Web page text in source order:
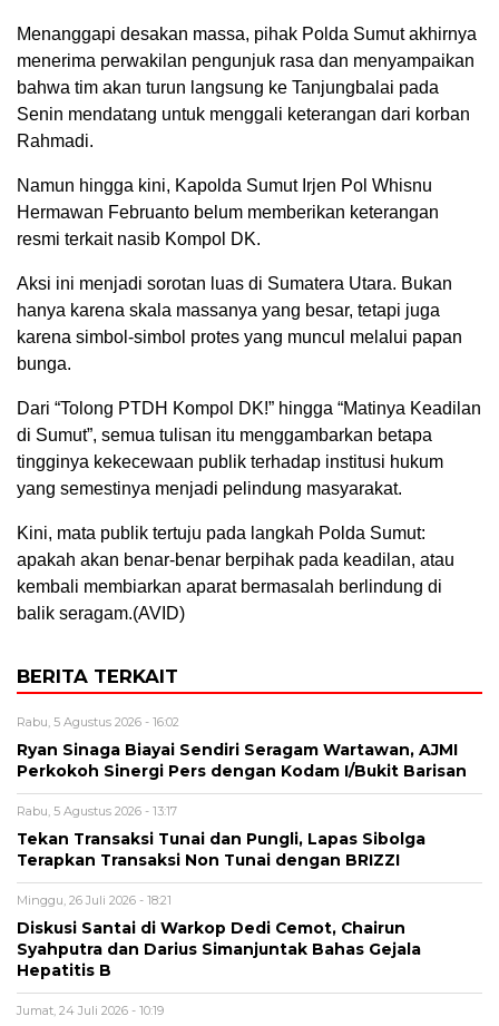
Menanggapi desakan massa, pihak Polda Sumut akhirnya
menerima perwakilan pengunjuk rasa dan menyampaikan
bahwa tim akan turun langsung ke Tanjungbalai pada
Senin mendatang untuk menggali keterangan dari korban
Rahmadi.
Namun hingga kini, Kapolda Sumut Irjen Pol Whisnu
Hermawan Februanto belum memberikan keterangan
resmi terkait nasib Kompol DK.
Aksi ini menjadi sorotan luas di Sumatera Utara. Bukan
hanya karena skala massanya yang besar, tetapi juga
karena simbol-simbol protes yang muncul melalui papan
bunga.
Dari “Tolong PTDH Kompol DK!” hingga “Matinya Keadilan
di Sumut”, semua tulisan itu menggambarkan betapa
tingginya kekecewaan publik terhadap institusi hukum
yang semestinya menjadi pelindung masyarakat.
Kini, mata publik tertuju pada langkah Polda Sumut:
apakah akan benar-benar berpihak pada keadilan, atau
kembali membiarkan aparat bermasalah berlindung di
balik seragam.(AVID)
BERITA TERKAIT
Rabu, 5 Agustus 2026 - 16:02
Ryan Sinaga Biayai Sendiri Seragam Wartawan, AJMI
Perkokoh Sinergi Pers dengan Kodam I/Bukit Barisan
Rabu, 5 Agustus 2026 - 13:17
Tekan Transaksi Tunai dan Pungli, Lapas Sibolga
Terapkan Transaksi Non Tunai dengan BRIZZI
Minggu, 26 Juli 2026 - 18:21
Diskusi Santai di Warkop Dedi Cemot, Chairun
Syahputra dan Darius Simanjuntak Bahas Gejala
Hepatitis B
Jumat, 24 Juli 2026 - 10:19